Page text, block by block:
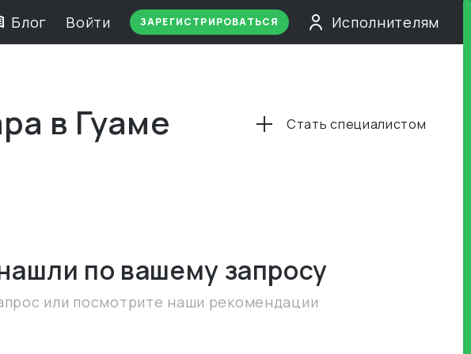
Блог Войти ЗАРЕГИСТРИРОВАТЬСЯ Исполнителям
в Гуаме Стать специалистом
по вашему запросу
или посмотрите наши рекомендации